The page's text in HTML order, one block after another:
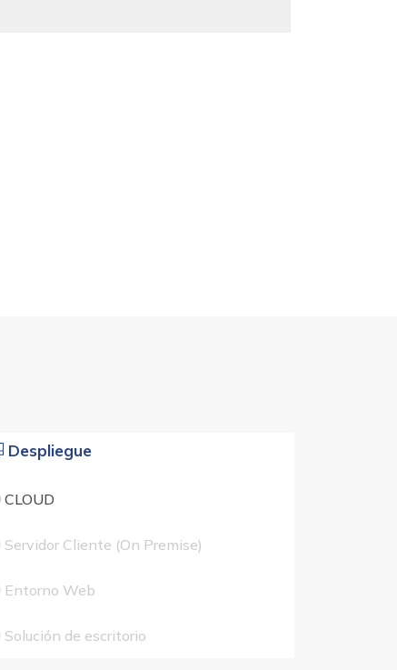
Despliegue
CLOUD
Servidor Cliente (On Premise)
Entorno Web
Solución de escritorio